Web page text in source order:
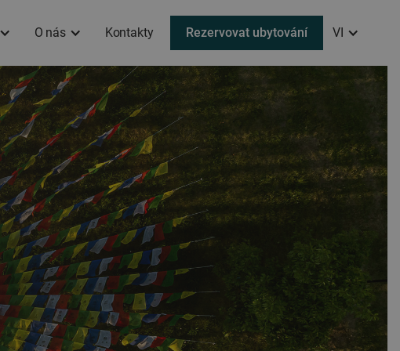
O nás Kontakty Rezervovat ubytování VI